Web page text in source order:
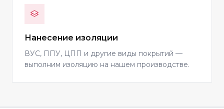
Нанесение изоляции
ВУС, ППУ, ЦПП и другие виды покрытий —
выполним изоляцию на нашем производстве.